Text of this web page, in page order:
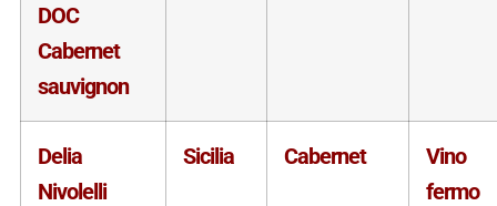
DOC
Cabernet
sauvignon
Delia
Nivolelli
Sicilia Cabernet
Vino
fermo